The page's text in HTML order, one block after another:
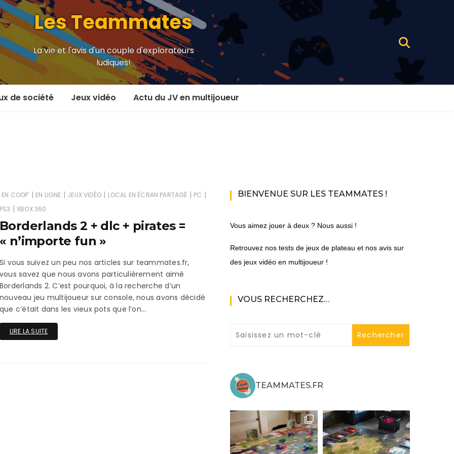
Les Teammates
La vie et l'avis d'un couple d'explorateurs
ludiques!
de société
Access+
Jeux vidéo
En ligne
Par plateforme
Switch
Actu du JV en multijoueur
EN COOP' | EN LIGNE | JEUX VIDÉO | LOCAL EN ÉCRAN PARTAGÉ | PC |
| XBOX 360
2 + dlc + pirates =
n’importe fun »
vous suivez un peu nos articles sur teammates.fr,
savez que nous avons particulièrement aimé
2. C’est pourquoi, à la recherche d’un
jeu multijoueur sur console, nous avons décidé
c’était dans les vieux pots que l’on…
LIRE LA SUITE
BIENVENUE SUR LES TEAMMATES !
Vous aimez jouer à deux ? Nous aussi !
Retrouvez nos tests de jeux de plateau et nos avis sur
des jeux vidéo en multijoueur !
VOUS RECHERCHEZ…
TEAMMATES.FR